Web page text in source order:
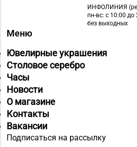
ИНФОЛИНИЯ
пн-вс: с 10:00 до
без выходных
Меню
Ювелирные украшения
Столовое серебро
Часы
Новости
О магазине
Контакты
Вакансии
Подписаться на рассылку